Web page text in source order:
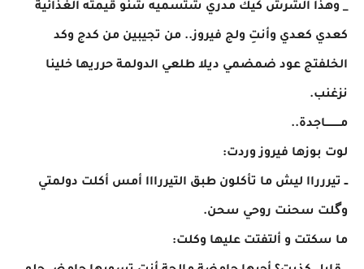
_ وهذا الشرش كيك مدري شتسميه شنو قيمته الغذائية
كعدي كعدي وأنتِ ولج فيروز.. من تجيبين من كدج وكد
الخلفتج عود ضمضمي ديلا طلعي الدولمة حرريها خلينا
نزغنب.
مـــــــــاجدة..
لوت بوزها فيروز وردت:
ــ تيررراا ليش ما تأكلون طبق التيررااا أمس أكلت دولمتي
وگلت سحنت روحي سحن.
​ما سكتت و ألتفتت عليها وكلت: